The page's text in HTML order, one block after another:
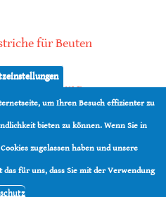
für Beuten
Haltung
ist Vertrauenssache
um Ihren Besuch effizienter zu
bieten zu können. Wenn Sie in
zugelassen haben und unsere
für uns, dass Sie mit der Verwendung